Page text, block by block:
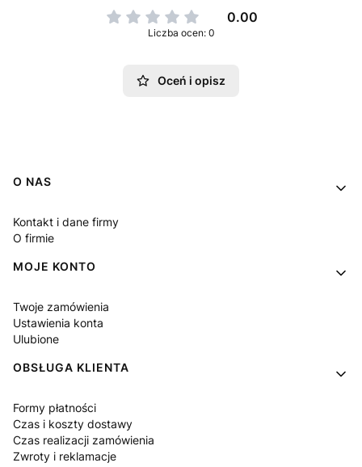
0.00
Liczba ocen: 0
Oceń i opisz
Linki w stopce
O NAS
Kontakt i dane firmy
O firmie
MOJE KONTO
Twoje zamówienia
Ustawienia konta
Ulubione
OBSŁUGA KLIENTA
Formy płatności
Czas i koszty dostawy
Czas realizacji zamówienia
Zwroty i reklamacje